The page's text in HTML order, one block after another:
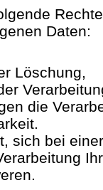
Daten:
Löschung,
die
sich bei